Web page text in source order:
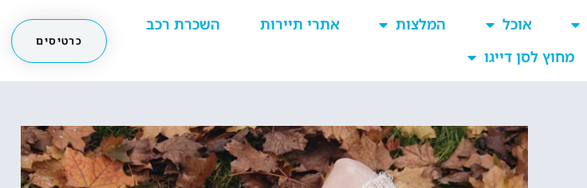
אוכל המלצות אתרי תיירות
השכרת רכב
מחוץ לסן דייגו
כרטיסים